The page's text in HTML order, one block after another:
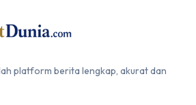
platform berita lengkap, akurat dan